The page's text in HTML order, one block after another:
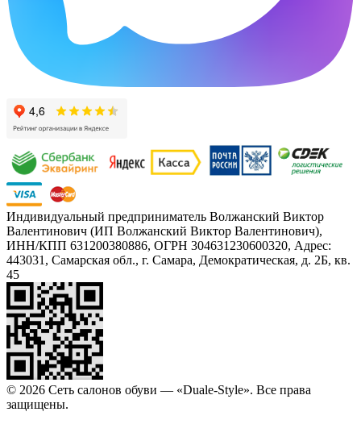
Индивидуальный предприниматель Волжанский Виктор
Валентинович (ИП Волжанский Виктор Валентинович),
ИНН/КПП 631200380886, ОГРН 304631230600320, Адрес:
443031, Самарская обл., г. Самара, Демократическая, д. 2Б, кв.
45
© 2026 Сеть салонов обуви — «Duale-Style». Все права
защищены.